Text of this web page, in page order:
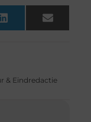
LinkedIn Email
& Eindredactie